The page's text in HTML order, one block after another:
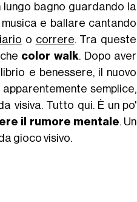
bagno guardando la
e ballare cantando
o correre. Tra queste
color walk. Dopo aver
e benessere, il nuovo
semplice,
visiva. Tutto qui. È un po'
il rumore mentale. Un
gioco visivo.